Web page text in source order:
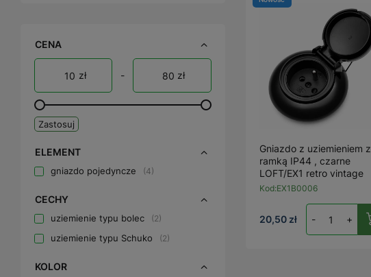
CENA
zł - zł
Zastosuj
ELEMENT
gniazdo pojedyncze 4
CECHY
uziemienie typu bolec 2
uziemienie typu Schuko 2
KOLOR
Gniazdo z uziemieniem z
ramką IP44 , czarne
LOFT/EX1 retro vintage
Kod:EX1B0006
20,50 zł - +